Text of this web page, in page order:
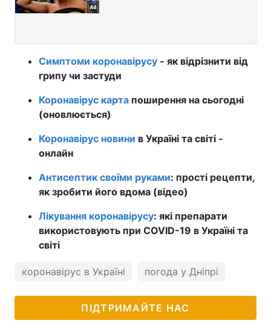
Симптоми коронавірусу - як відрізнити від
грипу чи застуди
Коронавірус карта поширення на сьогодні
(оновлюється)
Коронавірус новини в Україні та світі -
онлайн
Антисептик своїми руками: прості рецепти,
як зробити його вдома (відео)
Лікування коронавірусу: які препарати
використовують при COVID-19 в Україні та
світі
коронавірус в Україні погода у Дніпрі
ПІДТРИМАЙТЕ НАС